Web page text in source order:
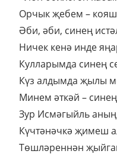
Орчык җебем –
Әби, әби, синең
Ничек кенә инде
Кулларымда синең
Күз алдымда җылы
Минем әткәй –
Зур Исмәгыйль
Күчтәнәчкә җимеш
Төшләреннән